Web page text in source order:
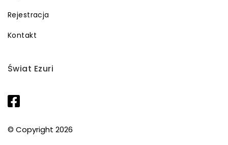
Rejestracja
Kontakt
Świat Ezuri
© Copyright 2026